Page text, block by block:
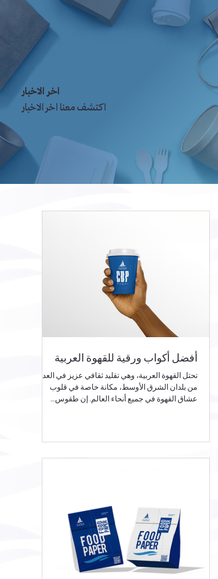
اخر الاخبار
اكتشف معنا اخر الاخبار
أفضل أكواب ورقية للقهوة العربية
تحتل القهوة العربية، وهي تقليد ثقافي عزيز في العديد
من بلدان الشرق الأوسط، مكانة خاصة في قلوب
عشاق القهوة في جميع أنحاء العالم. إن طقوس...